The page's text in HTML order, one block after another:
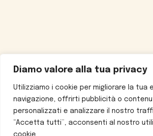
Diamo valore alla tua privacy
Utilizziamo i cookie per migliorare la tua
navigazione, offrirti pubblicità o
personalizzati e analizzare il nostro
“Accetta tutti”, acconsenti al nostro
cookie.